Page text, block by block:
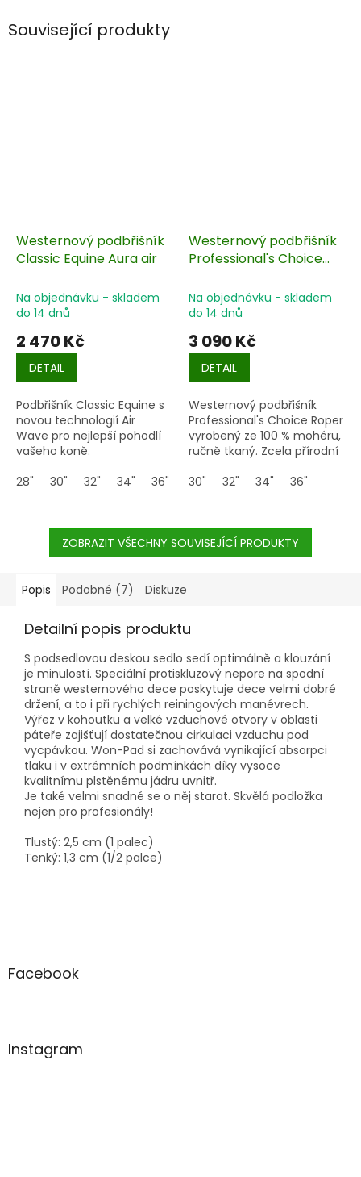
Související produkty
Westernový podbřišník
Classic Equine Aura air
Na objednávku - skladem
do 14 dnů
2 470 Kč
DETAIL
Podbřišník Classic Equine s
novou technologií Air
Wave pro nejlepší pohodlí
vašeho koně.
28"
30" 32" 34" 36"
Westernový podbřišník
Professional's Choice
Na objednávku - skladem
do 14 dnů
3 090 Kč
DETAIL
Westernový podbřišník
Professional's Choice Roper
vyrobený ze 100 % mohéru,
ručně tkaný. Zcela přírodní
mají přirozenou elasticitu,
středové D-kroužky z
nerezové oceli jsou
vyztuženy, aby byla
30" 32" 34" 36"
ZOBRAZIT VŠECHNY SOUVISEJÍCÍ PRODUKTY
Popis Podobné (7) Diskuze
Detailní popis produktu
S podsedlovou deskou sedlo sedí optimálně a klouzání
je minulostí. Speciální protiskluzový nepore na spodní
straně westernového dece poskytuje dece velmi dobré
držení, a to i při rychlých reiningových manévrech.
Výřez v kohoutku a velké vzduchové otvory v oblasti
páteře zajišťují dostatečnou cirkulaci vzduchu pod
vycpávkou. Won-Pad si zachovává vynikající absorpci
tlaku i v extrémních podmínkách díky vysoce
kvalitnímu plstěnému jádru uvnitř.
Je také velmi snadné se o něj starat. Skvělá podložka
nejen pro profesionály!
Tlustý: 2,5 cm (1 palec)
Tenký: 1,3 cm (1/2 palce)
Z
aFacebook
Instagram